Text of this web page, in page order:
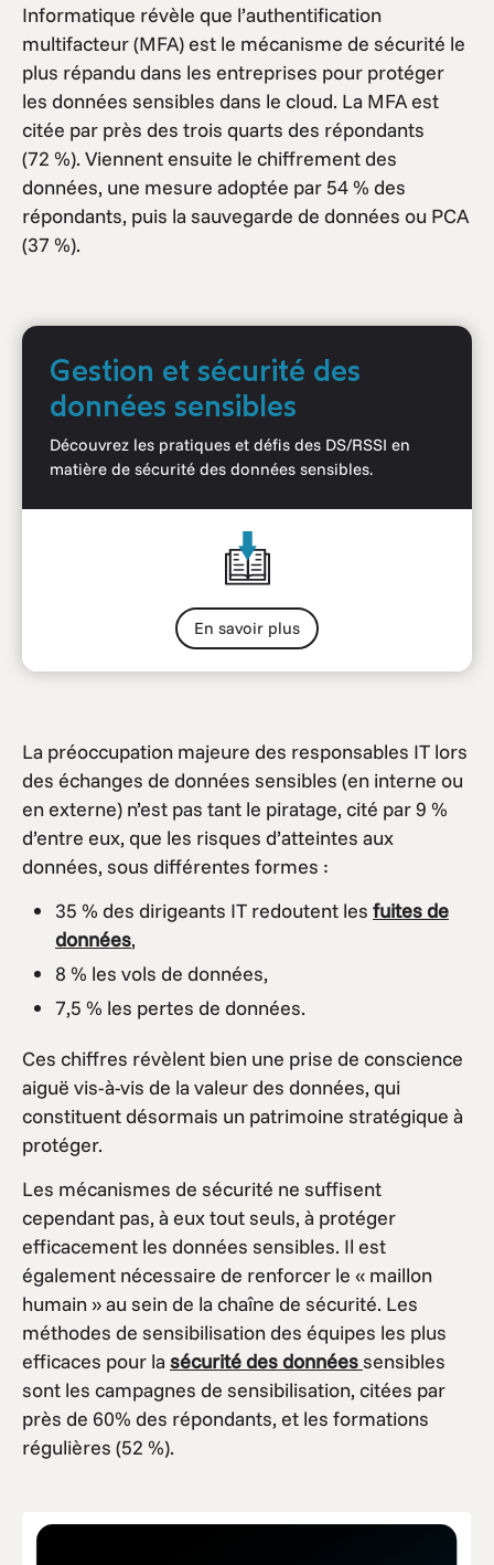
Informatique révèle que l’authentification
multifacteur (MFA) est le mécanisme de sécurité le
plus répandu dans les entreprises pour protéger
les données sensibles dans le cloud. La MFA est
citée par près des trois quarts des répondants
(72 %). Viennent ensuite le chiffrement des
données, une mesure adoptée par 54 % des
répondants, puis la sauvegarde de données ou PCA
(37 %).
Gestion et sécurité des
données sensibles
Découvrez les pratiques et défis des DS/RSSI en
matière de sécurité des données sensibles.
En savoir plus
La préoccupation majeure des responsables IT lors
des échanges de données sensibles (en interne ou
en externe) n’est pas tant le piratage, cité par 9 %
d’entre eux, que les risques d’atteintes aux
données, sous différentes formes :
35 % des dirigeants IT redoutent les fuites de
données,
8 % les vols de données,
7,5 % les pertes de données.
Ces chiffres révèlent bien une prise de conscience
aiguë vis-à-vis de la valeur des données, qui
constituent désormais un patrimoine stratégique à
protéger.
Les mécanismes de sécurité ne suffisent
cependant pas, à eux tout seuls, à protéger
efficacement les données sensibles. Il est
également nécessaire de renforcer le « maillon
humain » au sein de la chaîne de sécurité. Les
méthodes de sensibilisation des équipes les plus
efficaces pour la sécurité des donnéessensibles
sont les campagnes de sensibilisation, citées par
près de 60% des répondants, et les formations
régulières (52 %).